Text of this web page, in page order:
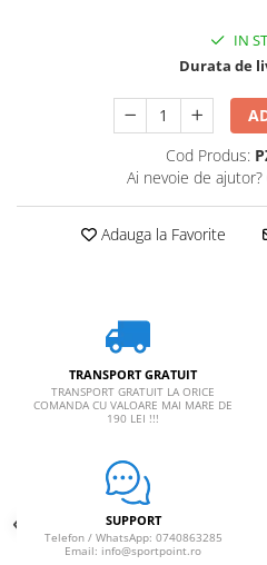
Rucsaci pana la 30 litri
Rucsaci intre 31 - 50 litri
Rucsaci intre 51 - 70 litri
Rucsaci impermeabili
Accesorii
Corturi 3 persoane
Corturi de familie
IMBRACAMINTE
Pantaloni
IN
Durata de
Cod Produs:
Ai nevoie de ajutor?
Adauga la Favorite
TRANSPORT GRATUIT
TRANSPORT GRATUIT LA ORICE
COMANDA CU VALOARE MAI MARE DE
190 LEI !!!
SUPPORT
Telefon / WhatsApp: 0740863285
Email: info@sportpoint.ro